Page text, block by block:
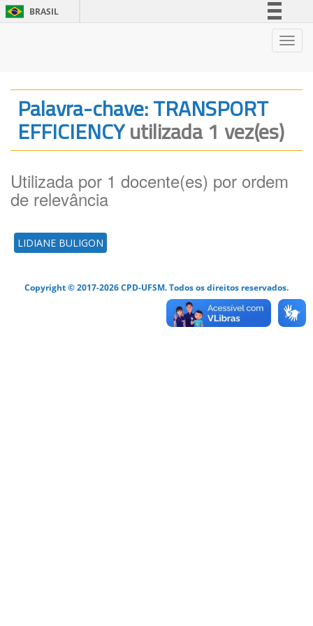
BRASIL
Legislação
Canais
Palavra-chave: TRANSPORT
EFFICIENCYutilizada 1 vez(es)
Utilizada por 1 docente(es) por ordem
de relevância
LIDIANE BULIGON
Copyright © 2017-2026 CPD-UFSM. Todos os direitos reservados.